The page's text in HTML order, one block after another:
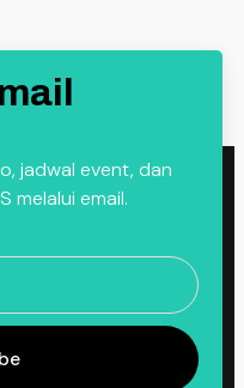
jadwal event, dan
melalui email.